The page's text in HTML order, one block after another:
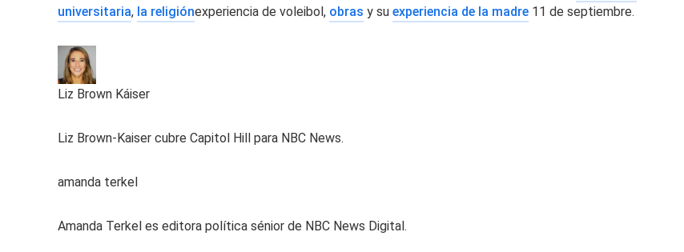
universitaria, la religiónexperiencia de voleibol, obras y su experiencia de la madre 11 de septiembre.
Liz Brown Káiser
Liz Brown-Kaiser cubre Capitol Hill para NBC News.
amanda terkel
Amanda Terkel es editora política sénior de NBC News Digital.